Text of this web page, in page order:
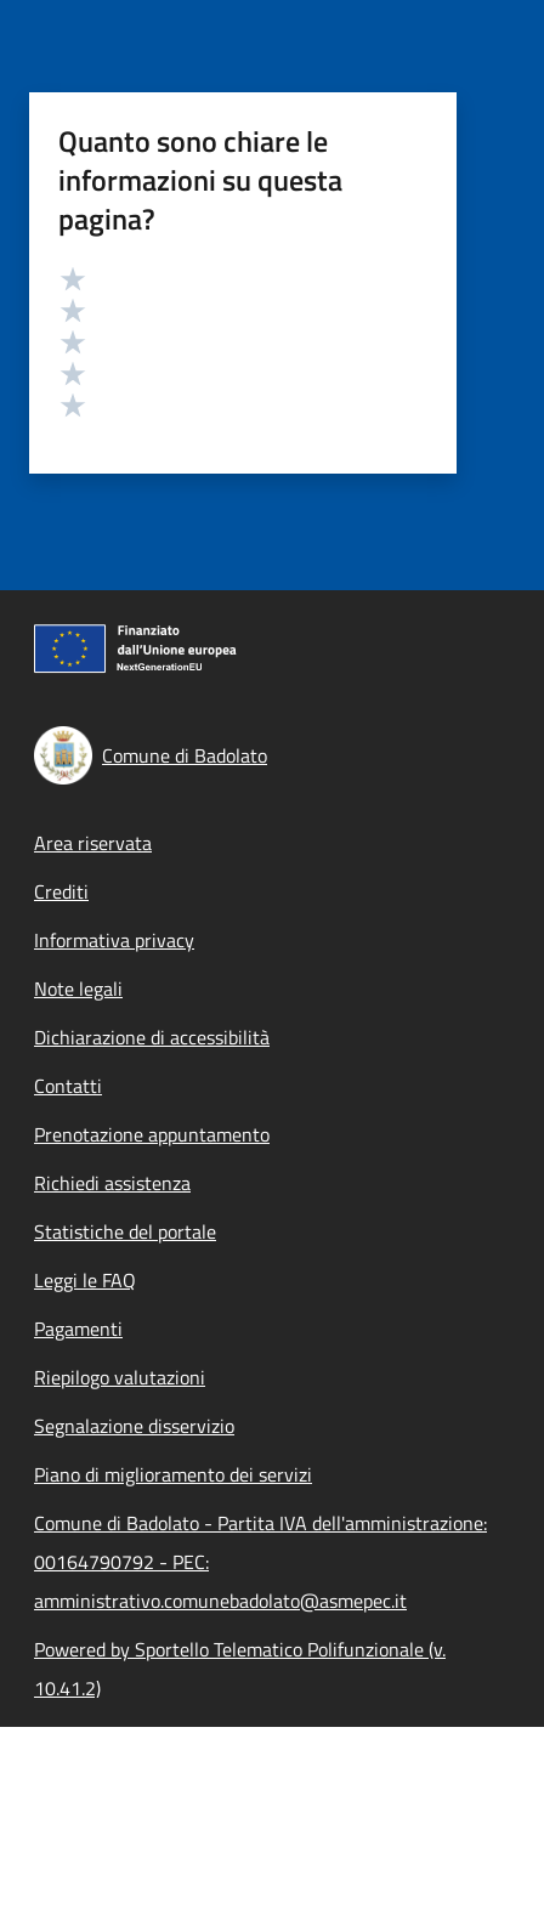
Quanto sono chiare le
informazioni su questa
pagina?
Valutazione
Comune di Badolato
Footer menu
Area riservata
Crediti
Informativa privacy
Note legali
Dichiarazione di accessibilità
Contatti
Prenotazione appuntamento
Richiedi assistenza
Statistiche del portale
Leggi le FAQ
Pagamenti
Riepilogo valutazioni
Segnalazione disservizio
Piano di miglioramento dei servizi
Comune di Badolato - Partita IVA dell'amministrazione:
00164790792 - PEC:
amministrativo.comunebadolato@asmepec.it
Powered by Sportello Telematico Polifunzionale (v.
10.41.2)